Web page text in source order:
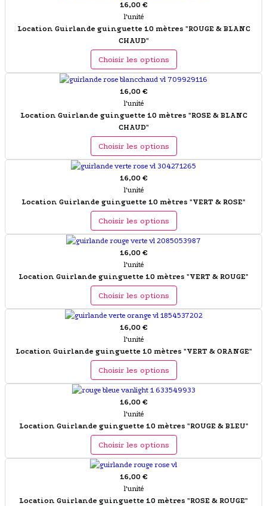
16,00 €
l'unité
Location Guirlande guinguette 10 mètres "ROUGE & BLANC
CHAUD"
Choisir les options
16,00 €
l'unité
Location Guirlande guinguette 10 mètres "ROSE & BLANC
CHAUD"
Choisir les options
16,00 €
l'unité
Location Guirlande guinguette 10 mètres "VERT & ROSE"
Choisir les options
16,00 €
l'unité
Location Guirlande guinguette 10 mètres "VERT & ROUGE"
Choisir les options
16,00 €
l'unité
Location Guirlande guinguette 10 mètres "VERT & ORANGE"
Choisir les options
16,00 €
l'unité
Location Guirlande guinguette 10 mètres "ROUGE & BLEU"
Choisir les options
16,00 €
l'unité
Location Guirlande guinguette 10 mètres "ROSE & ROUGE"